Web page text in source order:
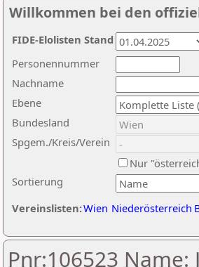
Willkommen bei den
Nachname
Ebene
Sortierung
Personennummer
Bundesland
Spgem./Kreis/Verein
Nur
Vereinslisten:Wien Niederösterreich
FIDE-Elolisten Stand
Pnr:106523 Name: